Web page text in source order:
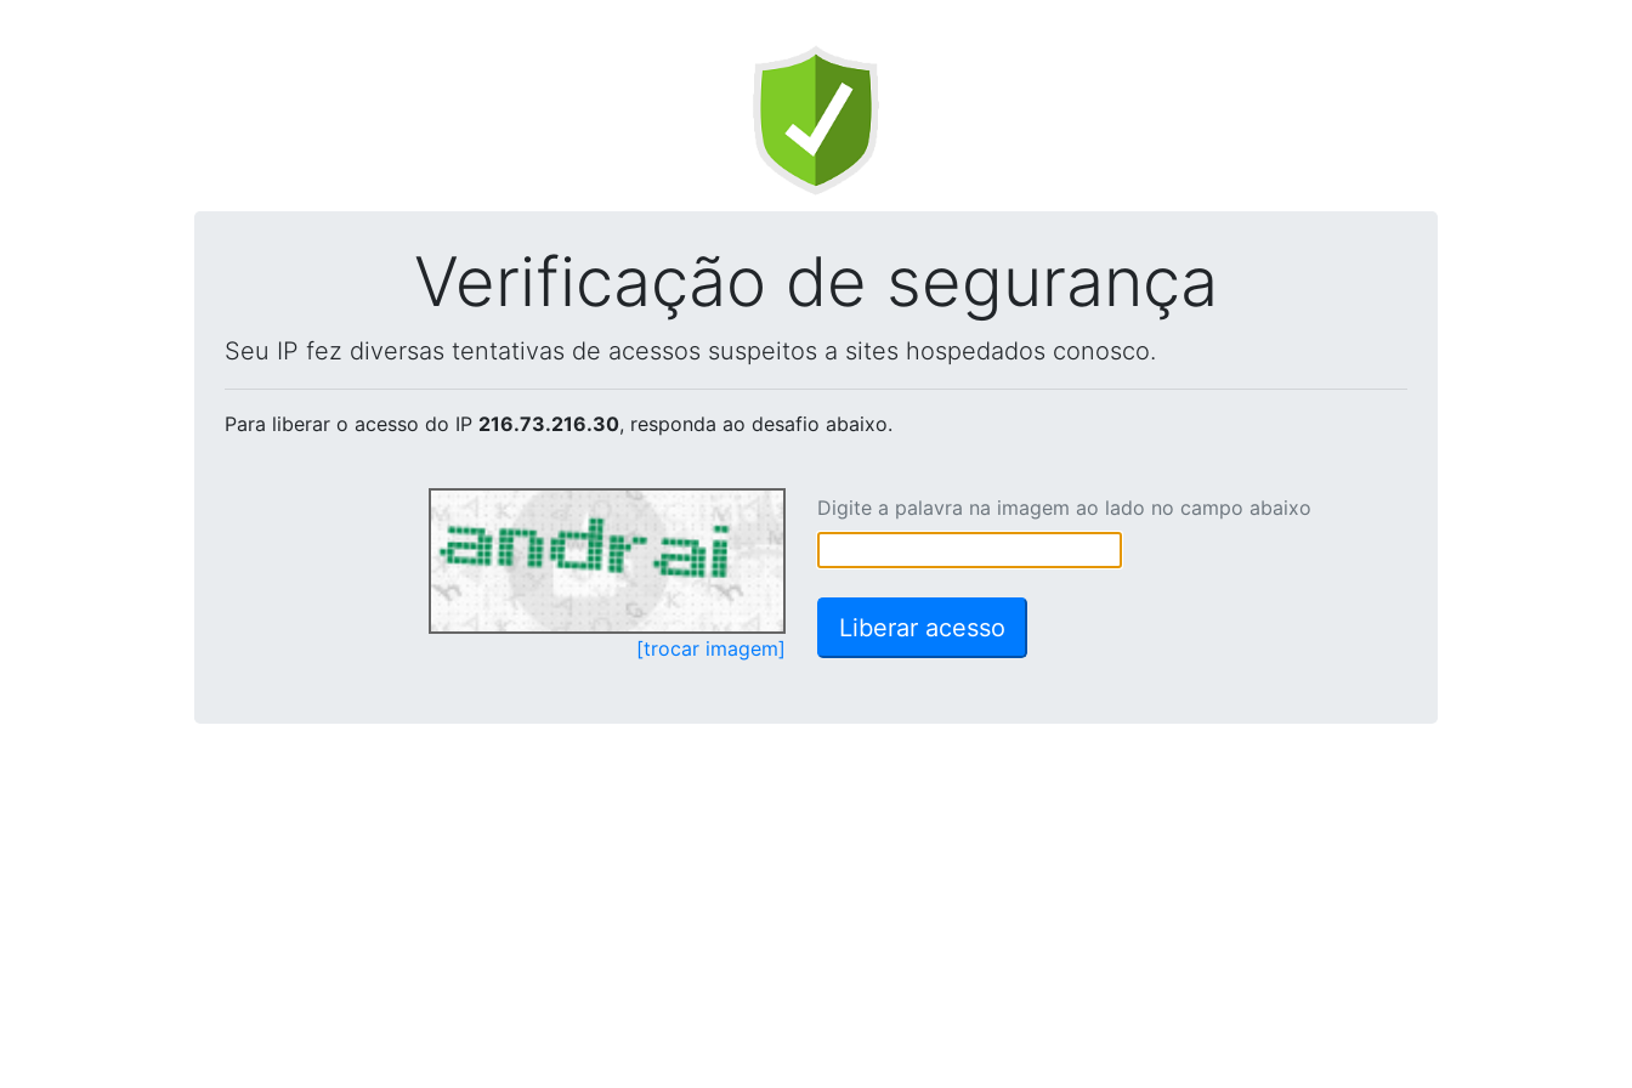
Verificação de segurança
Seu IP fez diversas tentativas de acessos suspeitos a sites hospedados conosco.
Para liberar o acesso do IP 216.73.216.30, responda ao desafio abaixo.
[trocar imagem]
Digite a palavra na imagem ao lado no campo abaixo